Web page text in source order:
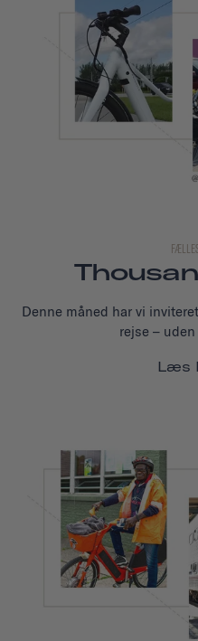
Denne måned har vi
rejse –
Læs